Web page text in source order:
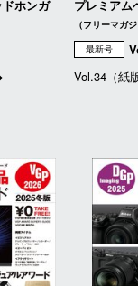
ホンガ
プレミアム
（フリーマガジ
最新号
Vol.34（紙